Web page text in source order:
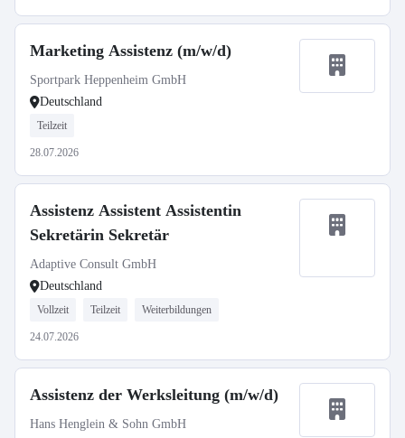
Marketing Assistenz (m/w/d)
Sportpark Heppenheim GmbH
Deutschland
Teilzeit
28.07.2026
Assistenz Assistent Assistentin
Sekretärin Sekretär
Adaptive Consult GmbH
Deutschland
Vollzeit Teilzeit Weiterbildungen
24.07.2026
Assistenz der Werksleitung (m/w/d)
Hans Henglein & Sohn GmbH